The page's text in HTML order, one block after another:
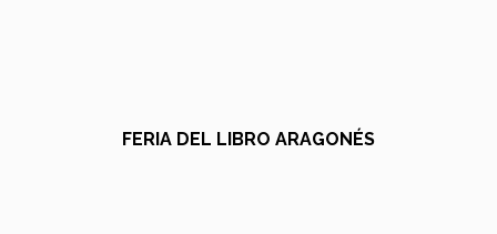
FERIA DEL LIBRO ARAGONÉS